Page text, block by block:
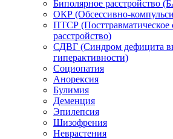
Биполярное расстройство
ОКР (Обсессивно-
ПТСР (Посттравматическое
расстройство)
СДВГ (Синдром дефицита
гиперактивности)
Социопатия
Анорексия
Булимия
Деменция
Эпилепсия
Шизофрения
Неврастения